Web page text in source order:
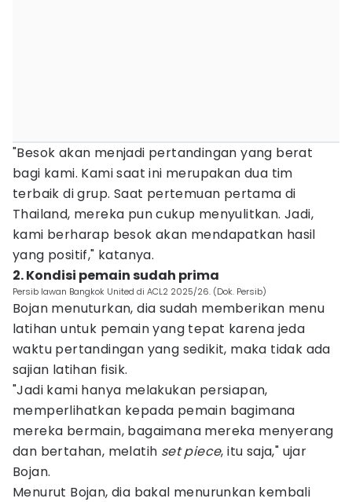
"Besok akan menjadi pertandingan yang berat
bagi kami. Kami saat ini merupakan dua tim
terbaik di grup. Saat pertemuan pertama di
Thailand, mereka pun cukup menyulitkan. Jadi,
kami berharap besok akan mendapatkan hasil
yang positif," katanya.
2. Kondisi pemain sudah prima
Persib lawan Bangkok United di ACL2 2025/26. (Dok. Persib)
Bojan menuturkan, dia sudah memberikan menu
latihan untuk pemain yang tepat karena jeda
waktu pertandingan yang sedikit, maka tidak ada
sajian latihan fisik.
"Jadi kami hanya melakukan persiapan,
memperlihatkan kepada pemain bagimana
mereka bermain, bagaimana mereka menyerang
dan bertahan, melatih set piece, itu saja," ujar
Bojan.
Menurut Bojan, dia bakal menurunkan kembali